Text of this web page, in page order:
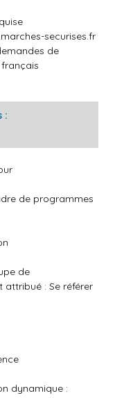
securises.fr
de
:
de programmes
de
attribué : Se référer
dynamique :